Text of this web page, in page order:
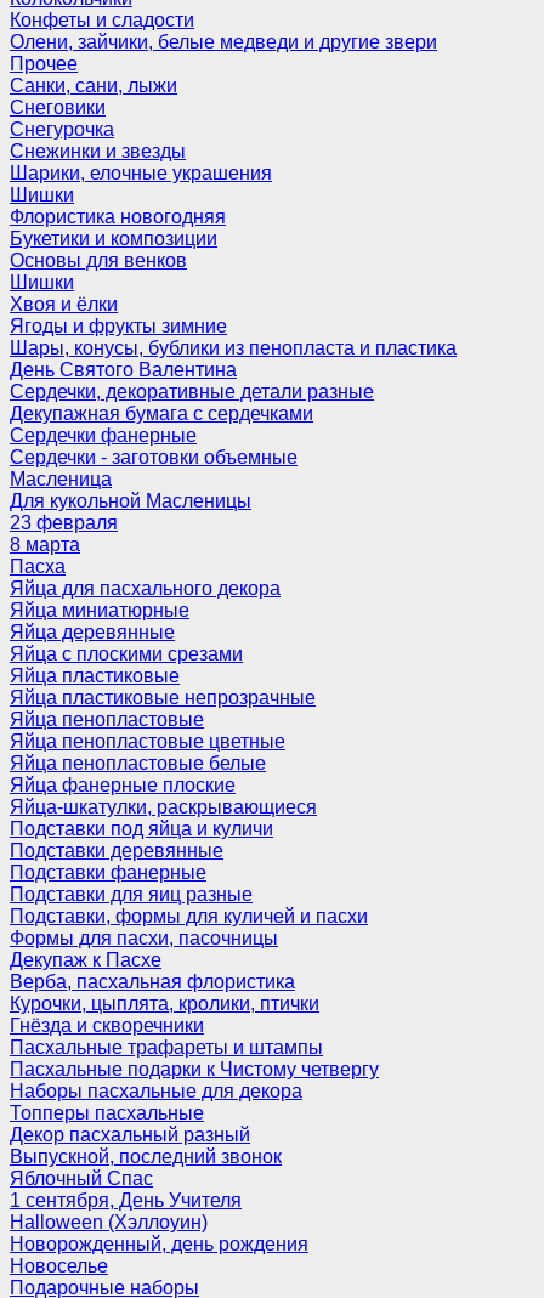
Конфеты и сладости
Олени, зайчики, белые медведи и другие звери
Прочее
Санки, сани, лыжи
Снеговики
Снегурочка
Снежинки и звезды
Шарики, елочные украшения
Шишки
Флористика новогодняя
Букетики и композиции
Основы для венков
Шишки
Хвоя и ёлки
Ягоды и фрукты зимние
Шары, конусы, бублики из пенопласта и пластика
День Святого Валентина
Сердечки, декоративные детали разные
Декупажная бумага с сердечками
Сердечки фанерные
Сердечки - заготовки объемные
Масленица
Для кукольной Масленицы
23 февраля
8 марта
Пасха
Яйца для пасхального декора
Яйца миниатюрные
Яйца деревянные
Яйца с плоскими срезами
Яйца пластиковые
Яйца пластиковые непрозрачные
Яйца пенопластовые
Яйца пенопластовые цветные
Яйца пенопластовые белые
Яйца фанерные плоские
Яйца-шкатулки, раскрывающиеся
Подставки под яйца и куличи
Подставки деревянные
Подставки фанерные
Подставки для яиц разные
Подставки, формы для куличей и пасхи
Формы для пасхи, пасочницы
Декупаж к Пасхе
Верба, пасхальная флористика
Курочки, цыплята, кролики, птички
Гнёзда и скворечники
Пасхальные трафареты и штампы
Пасхальные подарки к Чистому четвергу
Наборы пасхальные для декора
Топперы пасхальные
Декор пасхальный разный
Выпускной, последний звонок
Яблочный Спас
1 сентября, День Учителя
Halloween (Хэллоуин)
Новорожденный, день рождения
Новоселье
Подарочные наборы